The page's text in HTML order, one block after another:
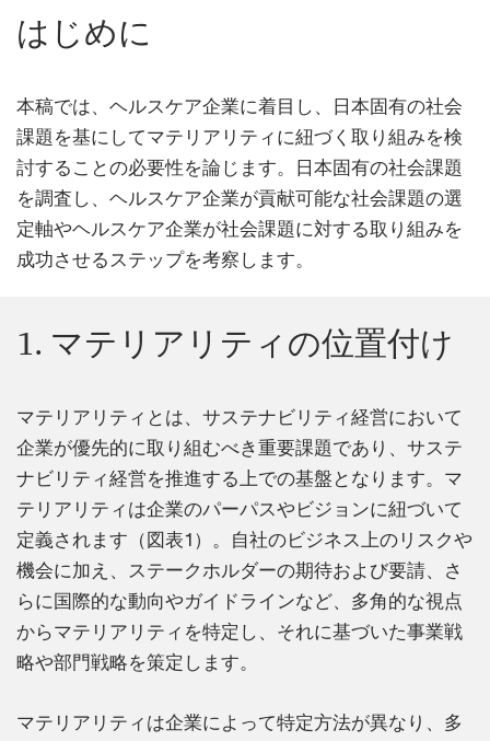
はじめに
本稿では、ヘルスケア企業に着目し、日本固有の社会
課題を基にしてマテリアリティに紐づく取り組みを検
討することの必要性を論じます。日本固有の社会課題
を調査し、ヘルスケア企業が貢献可能な社会課題の選
定軸やヘルスケア企業が社会課題に対する取り組みを
成功させるステップを考察します。
1. マテリアリティの位置付け
マテリアリティとは、サステナビリティ経営において
企業が優先的に取り組むべき重要課題であり、サステ
ナビリティ経営を推進する上での基盤となります。マ
テリアリティは企業のパーパスやビジョンに紐づいて
定義されます（図表1）。自社のビジネス上のリスクや
機会に加え、ステークホルダーの期待および要請、さ
らに国際的な動向やガイドラインなど、多角的な視点
からマテリアリティを特定し、それに基づいた事業戦
略や部門戦略を策定します。
マテリアリティは企業によって特定方法が異なり、多